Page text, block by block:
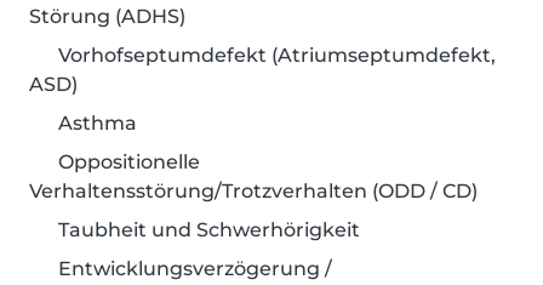
Störung (ADHS)
Vorhofseptumdefekt (Atriumseptumdefekt,
ASD)
Asthma
Oppositionelle
Verhaltensstörung/Trotzverhalten (ODD / CD)
Taubheit und Schwerhörigkeit
Entwicklungsverzögerung /